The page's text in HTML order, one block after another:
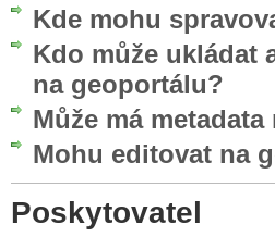
Kde mohu
Kdo může ukládat
na geoportálu?
Může má
Mohu editovat na
Poskytovatel